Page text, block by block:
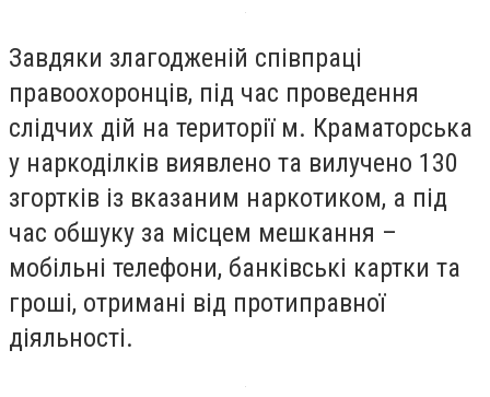
Завдяки злагодженій співпраці
правоохоронців, під час проведення
слідчих дій на території м. Краматорська
у наркоділків виявлено та вилучено 130
згортків із вказаним наркотиком, а під
час обшуку за місцем мешкання –
мобільні телефони, банківські картки та
гроші, отримані від протиправної
діяльності.